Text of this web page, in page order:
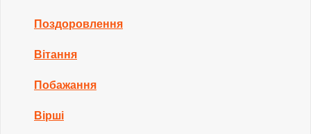
Поздоровлення
Вітання
Побажання
Вірші